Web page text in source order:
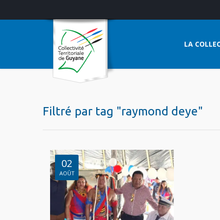
LA
Filtré par tag "raymond deye"
02
AOÛT